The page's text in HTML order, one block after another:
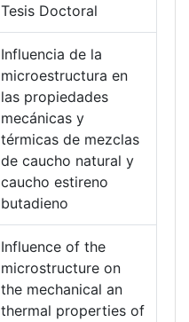
Tesis Doctoral
Influencia de la
microestructura en
las propiedades
mecánicas y
térmicas de mezclas
de caucho natural y
caucho estireno
butadieno
Influence of the
microstructure on
the mechanical an
thermal properties of